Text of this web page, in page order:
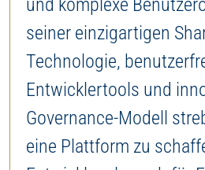
und komplexe
seiner einzigartigen
Technologie,
Entwicklertools und
Governance-Modell
eine Plattform zu